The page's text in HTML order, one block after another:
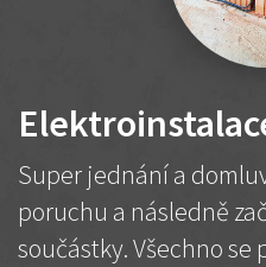
Super jednání a
poruchu a následně
součástky. Všechno se